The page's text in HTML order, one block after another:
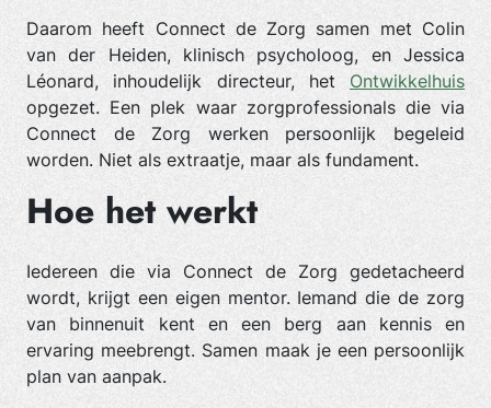
Daarom heeft Connect de Zorg samen met Colin
van der Heiden, klinisch psycholoog, en Jessica
Léonard, inhoudelijk directeur, het Ontwikkelhuis
opgezet. Een plek waar zorgprofessionals die via
Connect de Zorg werken persoonlijk begeleid
worden. Niet als extraatje, maar als fundament.
Hoe het werkt
Iedereen die via Connect de Zorg gedetacheerd
wordt, krijgt een eigen mentor. Iemand die de zorg
van binnenuit kent en een berg aan kennis en
ervaring meebrengt. Samen maak je een persoonlijk
plan van aanpak.